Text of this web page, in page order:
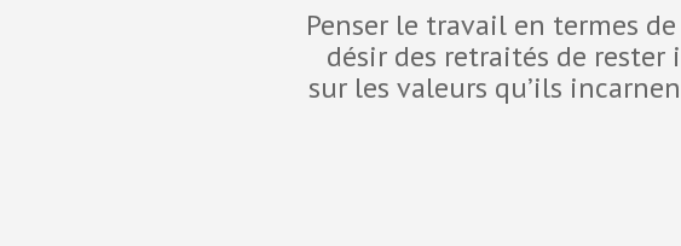
Penser le travail en termes
désir des retraités de rester
sur les valeurs qu’ils